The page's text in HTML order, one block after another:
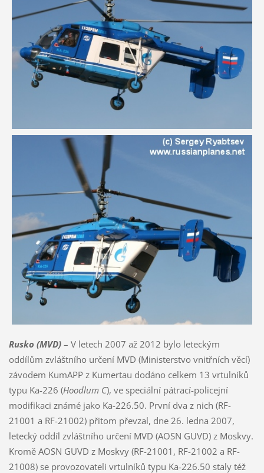
Rusko (MVD)– V letech 2007 až 2012 bylo leteckým
oddílům zvláštního určení MVD (Ministerstvo vnitřních věcí)
závodem KumAPP z Kumertau dodáno celkem 13 vrtulníků
typu Ka-226 (Hoodlum C), ve speciální pátrací-policejní
modifikaci známé jako Ka-226.50. První dva z nich (RF-
21001 a RF-21002) přitom převzal, dne 26. ledna 2007,
letecký oddíl zvláštního určení MVD (AOSN GUVD) z Moskvy.
Kromě AOSN GUVD z Moskvy (RF-21001, RF-21002 a RF-
21008) se provozovateli vrtulníků typu Ka-226.50 staly též